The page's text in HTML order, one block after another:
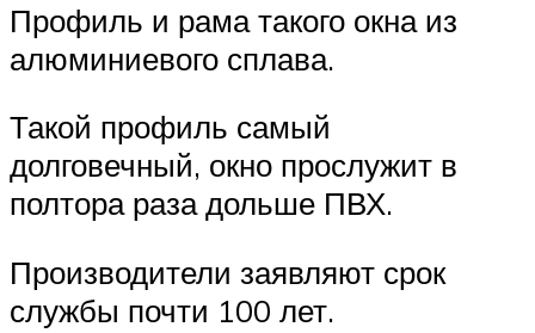
Профиль и рама такого окна из
алюминиевого сплава.
Такой профиль самый
долговечный, окно прослужит в
полтора раза дольше ПВХ.
Производители заявляют срок
службы почти 100 лет.